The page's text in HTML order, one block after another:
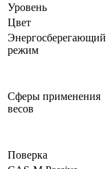
Уровень
Цвет
Энергосберегающий
режим
Сферы применения
весов
Поверка